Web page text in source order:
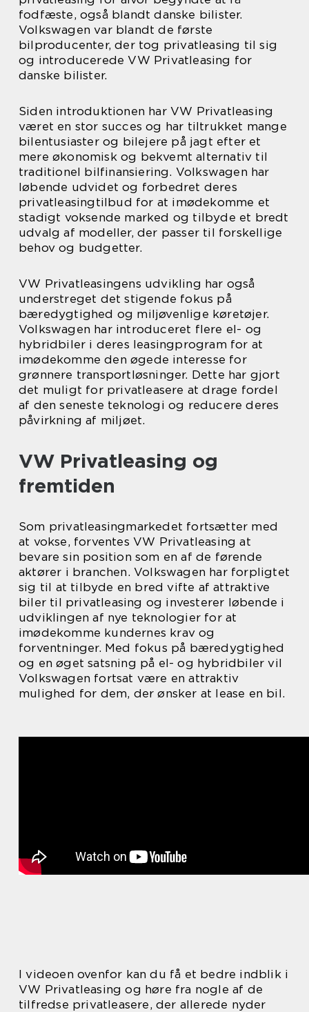
fodfæste, også blandt danske bilister.
Volkswagen var blandt de første
bilproducenter, der tog privatleasing til sig
og introducerede VW Privatleasing for
danske bilister.
Siden introduktionen har VW Privatleasing
været en stor succes og har tiltrukket mange
bilentusiaster og bilejere på jagt efter et
mere økonomisk og bekvemt alternativ til
traditionel bilfinansiering. Volkswagen har
løbende udvidet og forbedret deres
privatleasingtilbud for at imødekomme et
stadigt voksende marked og tilbyde et bredt
udvalg af modeller, der passer til forskellige
behov og budgetter.
VW Privatleasingens udvikling har også
understreget det stigende fokus på
bæredygtighed og miljøvenlige køretøjer.
Volkswagen har introduceret flere el- og
hybridbiler i deres leasingprogram for at
imødekomme den øgede interesse for
grønnere transportløsninger. Dette har gjort
det muligt for privatleasere at drage fordel
af den seneste teknologi og reducere deres
påvirkning af miljøet.
VW Privatleasing og
fremtiden
Som privatleasingmarkedet fortsætter med
at vokse, forventes VW Privatleasing at
bevare sin position som en af de førende
aktører i branchen. Volkswagen har forpligtet
sig til at tilbyde en bred vifte af attraktive
biler til privatleasing og investerer løbende i
udviklingen af nye teknologier for at
imødekomme kundernes krav og
forventninger. Med fokus på bæredygtighed
og en øget satsning på el- og hybridbiler vil
Volkswagen fortsat være en attraktiv
mulighed for dem, der ønsker at lease en bil.
I videoen ovenfor kan du få et bedre indblik i
VW Privatleasing og høre fra nogle af de
tilfredse privatleasere, der allerede nyder